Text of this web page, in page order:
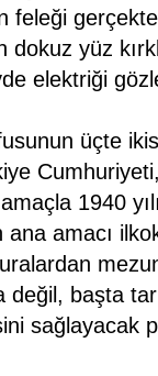
feleği
yüz
elektriği
üçte
1940
amacı
değil, başta
sağlayacak